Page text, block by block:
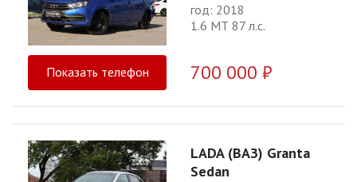
год: 2018
1.6 МТ 87 л.с.
Показать телефон 700 000 ₽
LADA (ВАЗ) Granta
Sedan